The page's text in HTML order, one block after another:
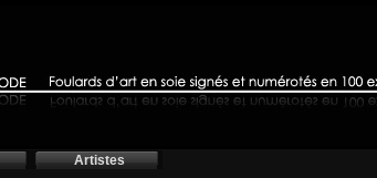
Artistes